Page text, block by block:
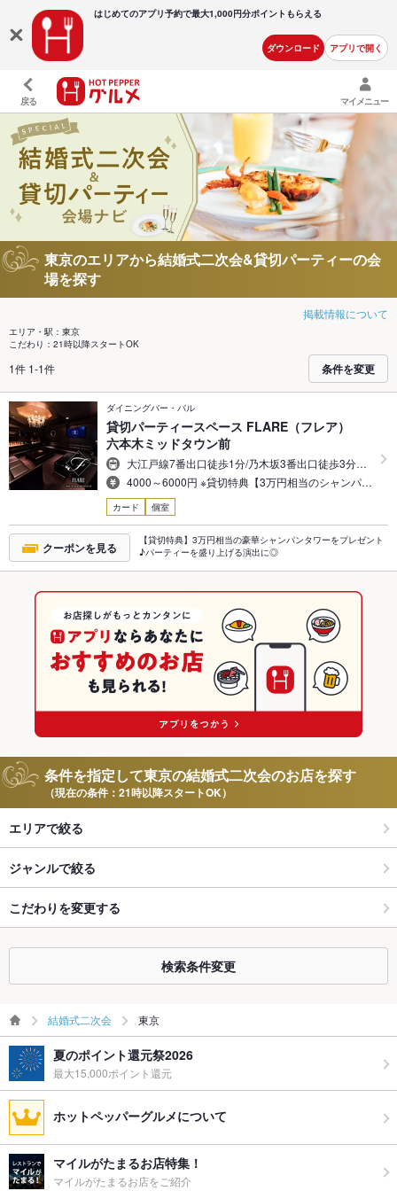
はじめてのアプリ予約で最大1,000円分ポイントもらえる
ダウンロード アプリで開く
戻る マイメニュー
東京のエリアから結婚式二次会&貸切パーティーの会
場を探す
掲載情報について
エリア・駅：東京
こだわり：21時以降スタートOK
1件 1-1件 条件を変更
ダイニングバー・バル
貸切パーティースペース FLARE（フレア）
六本木ミッドタウン前
大江戸線7番出口徒歩1分/乃木坂3番出口徒歩3分…
4000～6000円 ※貸切特典【3万円相当のシャンパ…
カード 個室
クーポンを見る
【貸切特典】3万円相当の豪華シャンパンタワーをプレゼント
♪パーティーを盛り上げる演出に◎
条件を指定して東京の結婚式二次会のお店を探す
（現在の条件：21時以降スタートOK）
エリアで絞る
ジャンルで絞る
こだわりを変更する
検索条件変更
結婚式二次会 東京
夏のポイント還元祭2026
最大15,000ポイント還元
ホットペッパーグルメについて
マイルがたまるお店特集！
マイルがたまるお店をご紹介